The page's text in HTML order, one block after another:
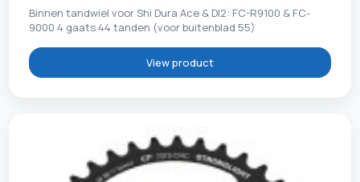
Binnen tandwiel voor Shi Dura Ace & DI2: FC-R9100 & FC-
9000 4 gaats 44 tanden (voor buitenblad 55)
View product